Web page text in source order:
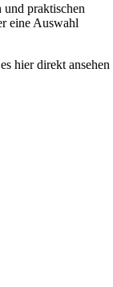
und praktischen
eine Auswahl
hier direkt ansehen